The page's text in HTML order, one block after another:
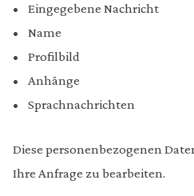
• Eingegebene Nachricht
• Name
• Profilbild
• Anhänge
• Sprachnachrichten
Diese personenbezogenen
Ihre Anfrage zu bearbeiten.